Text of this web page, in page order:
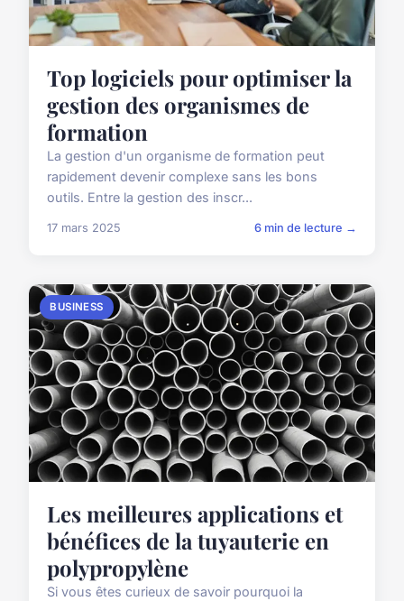
Top logiciels pour optimiser la
gestion des organismes de
formation
La gestion d'un organisme de formation peut
rapidement devenir complexe sans les bons
outils. Entre la gestion des inscr...
17 mars 2025 6 min de lecture →
BUSINESS
Les meilleures applications et
bénéfices de la tuyauterie en
polypropylène
Si vous êtes curieux de savoir pourquoi la